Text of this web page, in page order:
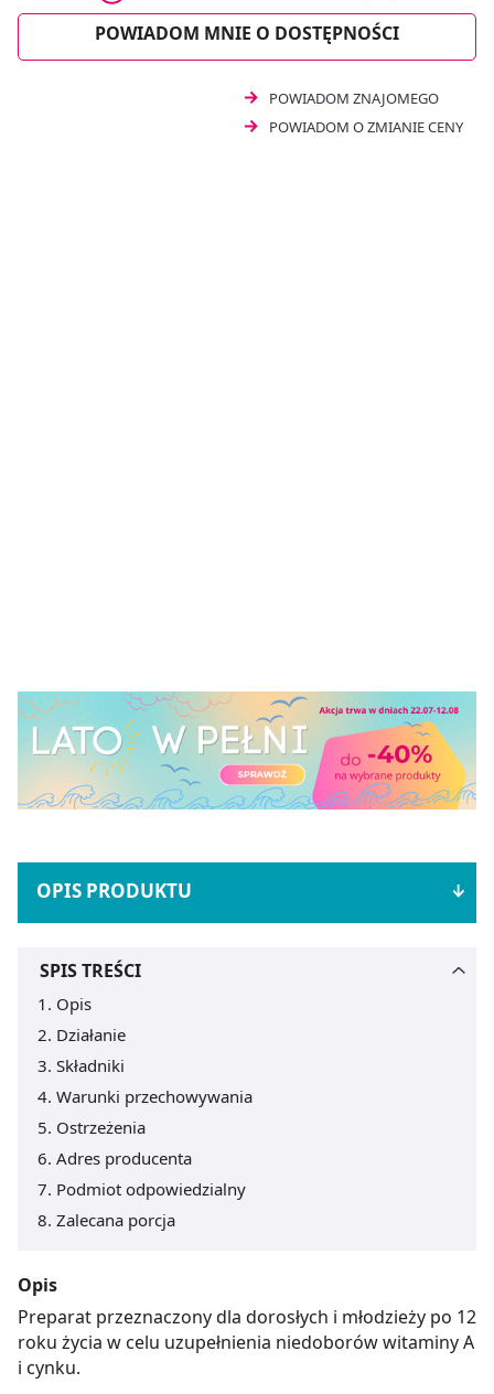
POWIADOM MNIE O DOSTĘPNOŚCI
POWIADOM ZNAJOMEGO
POWIADOM O ZMIANIE CENY
OPIS PRODUKTU
SPIS TREŚCI
Opis
Działanie
Składniki
Warunki przechowywania
Ostrzeżenia
Adres producenta
Podmiot odpowiedzialny
Zalecana porcja
Opis
Preparat przeznaczony dla dorosłych i młodzieży po 12
roku życia w celu uzupełnienia niedoborów witaminy A
i cynku.